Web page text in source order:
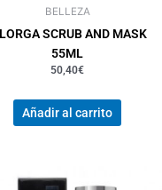
BELLEZA
SCRUB AND MASK
55ML
50,40€
Añadir al carrito